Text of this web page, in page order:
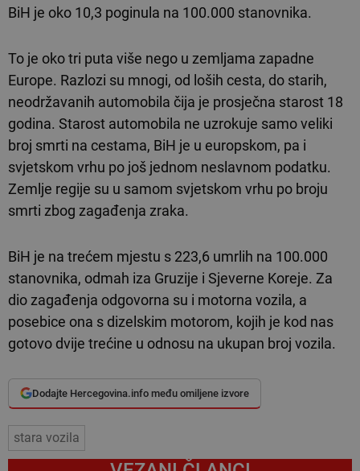
BiH je oko 10,3 poginula na 100.000 stanovnika.
To je oko tri puta više nego u zemljama zapadne
Europe. Razlozi su mnogi, od loših cesta, do starih,
neodržavanih automobila čija je prosječna starost 18
godina. Starost automobila ne uzrokuje samo veliki
broj smrti na cestama, BiH je u europskom, pa i
svjetskom vrhu po još jednom neslavnom podatku.
Zemlje regije su u samom svjetskom vrhu po broju
smrti zbog zagađenja zraka.
BiH je na trećem mjestu s 223,6 umrlih na 100.000
stanovnika, odmah iza Gruzije i Sjeverne Koreje. Za
dio zagađenja odgovorna su i motorna vozila, a
posebice ona s dizelskim motorom, kojih je kod nas
gotovo dvije trećine u odnosu na ukupan broj vozila.
Dodajte Hercegovina.info među omiljene izvore
stara vozila